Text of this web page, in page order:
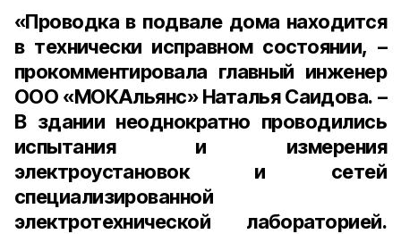
«Проводка в подвале дома находится
в технически исправном состоянии, –
прокомментировала главный инженер
ООО «МОКАльянс» Наталья Саидова. –
В здании неоднократно проводились
испытания и измерения
электроустановок и сетей
специализированной
электротехнической лабораторией.